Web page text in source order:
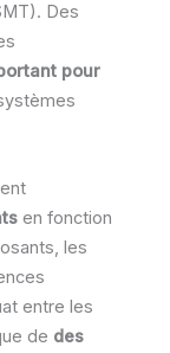
Des
pour
en fonction
les
entre les
de des